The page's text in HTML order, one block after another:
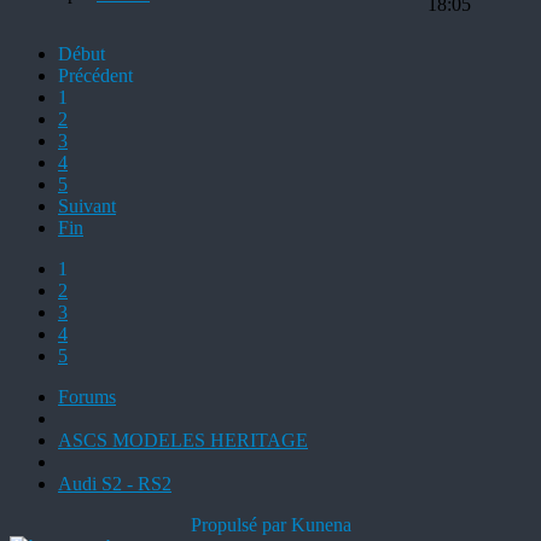
Début
Précédent
1
2
3
4
5
Suivant
Fin
1
2
3
4
5
Forums
ASCS MODELES HERITAGE
Audi S2 - RS2
Propulsé parKunena